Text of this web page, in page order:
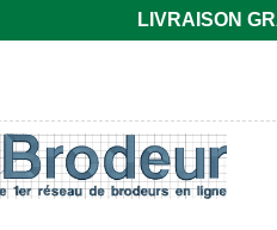
LIVRAISON
européenne,
manches courtes
col rond -
Collection LET
courtes
Broder dès33,66€
*